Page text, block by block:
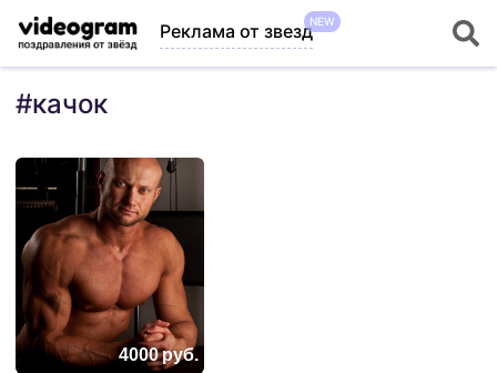
Реклама от звездNEW
#качок
4000руб.